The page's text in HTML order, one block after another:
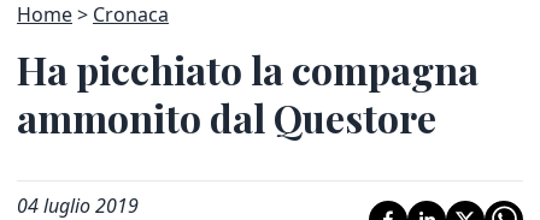
Home Cronaca
Ha picchiato la compagna
ammonito dal Questore
04 luglio 2019